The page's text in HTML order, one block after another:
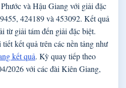
và Hậu Giang với giải đặc
424189 và 453092. Kết quả
từ giải tám đến giải đặc biệt.
kết quả trên các nền tảng như
kết quả. Kỳ quay tiếp theo
2026 với các đài Kiên Giang,